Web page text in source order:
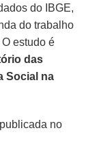
do IBGE,
do trabalho
estudo é
das
Social na
no